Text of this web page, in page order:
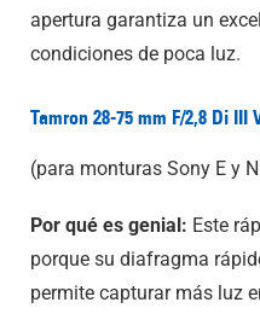
apertura garantiza un
condiciones de poca luz.
Tamron 28-75 mm F/2,8 Di III
(para monturas Sony E y
Por qué es genial: Este
porque su diafragma
permite capturar más luz